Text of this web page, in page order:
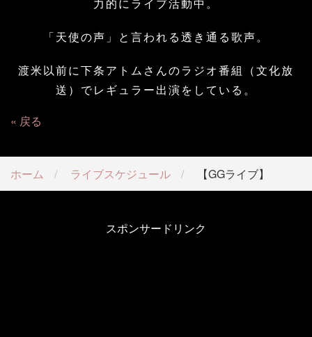
「天使の声」と言われる透き通る歌声。
渡米以前に下条アトムさんのラジオ番組（文化放
送）でレギュラー出演をしている。
戻る
ホーム ライブスケジュール 【GGライブ】
スポンサードリンク